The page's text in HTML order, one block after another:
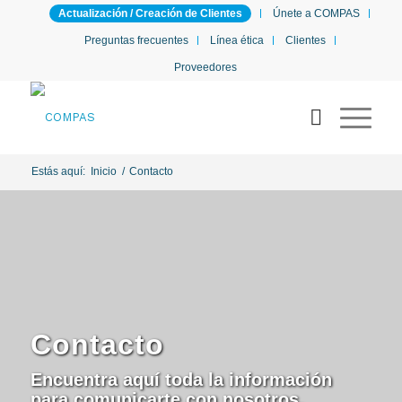
Actualización / Creación de Clientes Únete a COMPAS
Preguntas frecuentes Línea ética Clientes
Proveedores
Estás aquí: Inicio / Contacto
Contacto
Encuentra aquí toda la información